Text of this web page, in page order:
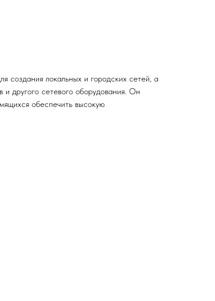
создания локальных и городских сетей, а
другого сетевого оборудования. Он
обеспечить высокую